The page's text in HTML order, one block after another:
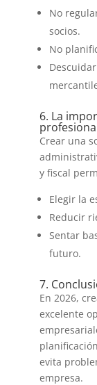
No
socios.
No
6. La
Crear una
y fiscal
Elegir la
Reducir
Sentar
futuro.
7.
En 2026,
excelente
evita
empresa.